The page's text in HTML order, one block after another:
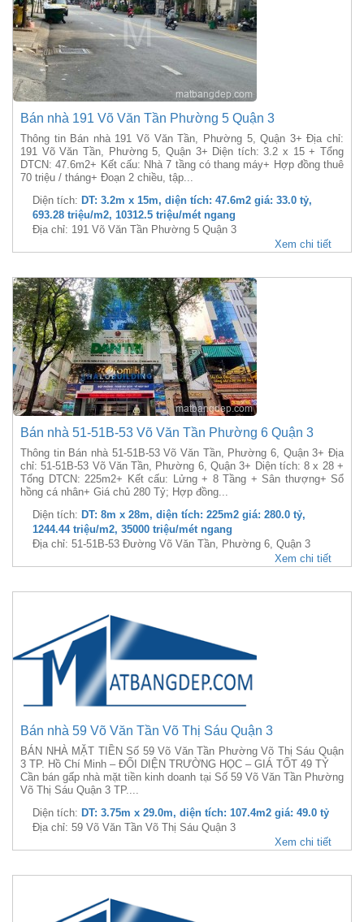
Bán nhà 191 Võ Văn Tần Phường 5 Quận 3
Thông tin Bán nhà 191 Võ Văn Tần, Phường 5, Quận 3+ Địa chỉ:
191 Võ Văn Tần, Phường 5, Quận 3+ Diện tích: 3.2 x 15 + Tổng
DTCN: 47.6m2+ Kết cấu: Nhà 7 tầng có thang máy+ Hợp đồng thuê
70 triệu / tháng+ Đoạn 2 chiều, tập...
Diện tích: DT: 3.2m x 15m, diện tích: 47.6m2 giá: 33.0 tỷ,
693.28 triệu/m2, 10312.5 triệu/mét ngang
Địa chỉ: 191 Võ Văn Tần Phường 5 Quận 3
Xem chi tiết
Bán nhà 51-51B-53 Võ Văn Tần Phường 6 Quận 3
Thông tin Bán nhà 51-51B-53 Võ Văn Tần, Phường 6, Quận 3+ Địa
chỉ: 51-51B-53 Võ Văn Tần, Phường 6, Quận 3+ Diện tích: 8 x 28 +
Tổng DTCN: 225m2+ Kết cấu: Lửng + 8 Tầng + Sân thượng+ Sổ
hồng cá nhân+ Giá chủ 280 Tỷ; Hợp đồng...
Diện tích: DT: 8m x 28m, diện tích: 225m2 giá: 280.0 tỷ,
1244.44 triệu/m2, 35000 triệu/mét ngang
Địa chỉ: 51-51B-53 Đường Võ Văn Tần, Phường 6, Quận 3
Xem chi tiết
Bán nhà 59 Võ Văn Tần Võ Thị Sáu Quận 3
BÁN NHÀ MẶT TIỀN Số 59 Võ Văn Tần Phường Võ Thị Sáu Quận
3 TP. Hồ Chí Minh – ĐỐI DIỆN TRƯỜNG HỌC – GIÁ TỐT 49 TỶ
Cần bán gấp nhà mặt tiền kinh doanh tại Số 59 Võ Văn Tần Phường
Võ Thị Sáu Quận 3 TP....
Diện tích: DT: 3.75m x 29.0m, diện tích: 107.4m2 giá: 49.0 tỷ
Địa chỉ: 59 Võ Văn Tần Võ Thị Sáu Quận 3
Xem chi tiết